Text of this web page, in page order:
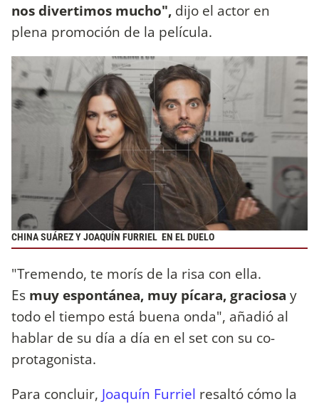
nos divertimos mucho", dijo el actor en
plena promoción de la película.
CHINA SUÁREZ Y JOAQUÍN FURRIEL EN EL DUELO
"Tremendo, te morís de la risa con ella.
Es muy espontánea, muy pícara, graciosa y
todo el tiempo está buena onda", añadió al
hablar de su día a día en el set con su co-
protagonista.
Para concluir, Joaquín Furriel resaltó cómo la